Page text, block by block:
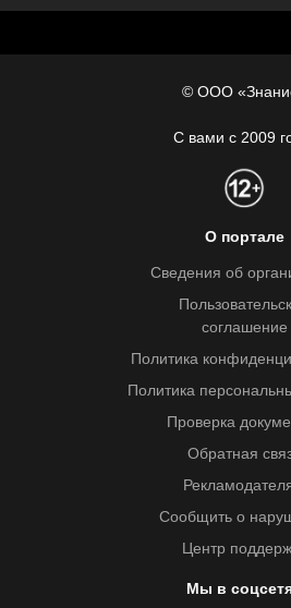
© ООО
С вами с 2009
О портале
Сведения об
соглашение
Политика
Политика
Проверка
Обратная
Сообщить о
Центр
Мы в